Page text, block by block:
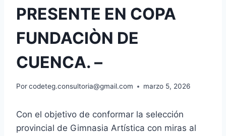
PRESENTE EN COPA
FUNDACIÒN DE
CUENCA. –
Porcodeteg.consultoria@gmail.com marzo 5, 2026
Con el objetivo de conformar la selección
provincial de Gimnasia Artística con miras al